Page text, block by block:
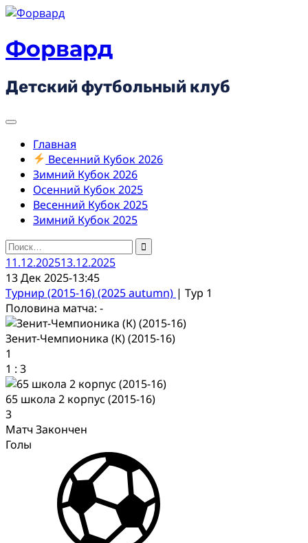
Skip
content
Форвард
Детский футбольный клуб
Главная
Весенний Кубок 2026
Зимний Кубок 2026
Осенний Кубок 2025
Весенний Кубок 2025
Зимний Кубок 2025
Найти:
11.12.202513.12.2025
13 Дек 2025-13:45
Турнир (2015-16) (2025 autumn) | Тур 1
Половина матча: -
Зенит-Чемпионика (К) (2015-16)
1
1 : 3
65 школа 2 корпус (2015-16)
3
Матч Закончен
Голы